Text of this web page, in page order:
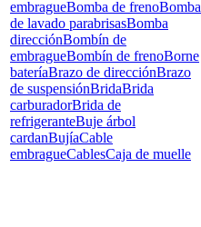
embragueBomba de frenoBomba
de lavado parabrisasBomba
direcciónBombín de
embragueBombín de frenoBorne
bateríaBrazo de direcciónBrazo
de suspensiónBridaBrida
carburadorBrida de
refrigeranteBuje árbol
cardanBujíaCable
embragueCablesCaja de muelle